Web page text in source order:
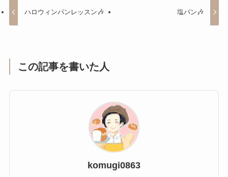
ハロウィンパンレッスン🎶 塩パン🎶
この記事を書いた人
komugi0863